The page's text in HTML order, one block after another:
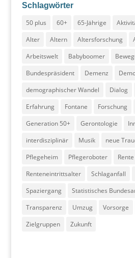
Schlagwörter
50 plus
60+ 65-Jährige
Alter
Altern Altersforschung
Arbeitswelt
Babyboomer
Bundespräsident
Demenz
demographischer Wandel
Dialog
Erfahrung
Fontane Forschung
Generation 50+
Gerontologie
interdisziplinär
Musik neue
Pflegeheim
Pflegeroboter
Renteneintrittsalter
Schlaganfall
Spaziergang
Statistisches
Transparenz
Umzug Vorsorge
Zielgruppen
Zukunft